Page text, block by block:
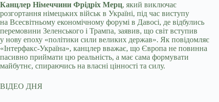
Канцлер Німеччини Фрідріх Мерц, який виключає
розгортання німецьких військ в Україні, під час виступу
на Всесвітньому економічному форумі в Давосі, де відбулись
перемовини Зеленського і Трампа, заявив, що світ вступив
у нову епоху «політики сили великих держав». Як повідомляє
«Інтерфакс-Україна», канцлер вважає, що Європа не повинна
пасивно приймати цю реальність, а має сама формувати
майбутнє, спираючись на власні цінності та силу.
ВІДЕО ДНЯ